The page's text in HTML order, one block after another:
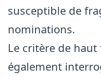
susceptible de
nominations.
Le critère de
également